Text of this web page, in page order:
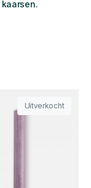
Uitverkocht